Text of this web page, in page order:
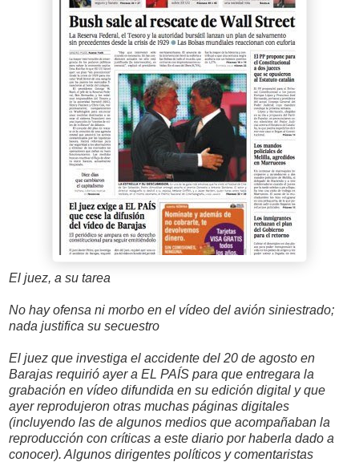
El juez, a su tarea
No hay ofensa ni morbo en el vídeo del avión siniestrado;
nada justifica su secuestro
El juez que investiga el accidente del 20 de agosto en
Barajas requirió ayer a EL PAÍS para que entregara la
grabación en vídeo difundida en su edición digital y que
ayer reprodujeron otras muchas páginas digitales
(incluyendo las de algunos medios que acompañaban la
reproducción con críticas a este diario por haberla dado a
conocer). Algunos dirigentes políticos y comentaristas